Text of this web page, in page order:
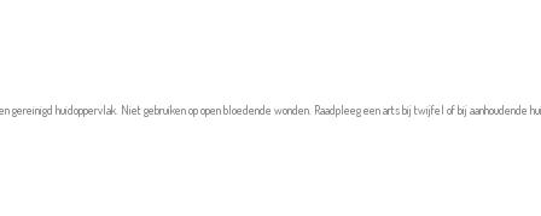
gereinigd huidoppervlak. Niet gebruiken op open bloedende wonden. Raadpleeg een arts bij twijfel of bij aanhoudende